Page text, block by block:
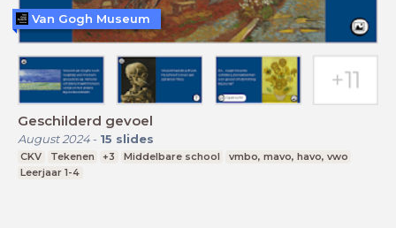
Geschilderd gevoel
August 2024- 15 slides
CKV Tekenen +3 Middelbare school
vmbo, mavo, havo, vwo
Leerjaar 1-4
Van Gogh Museum